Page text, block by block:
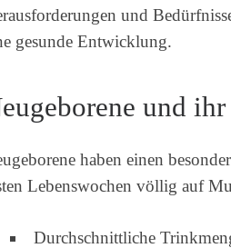
und
gesunde Entwicklung.
und
haben einen
Lebenswochen völlig auf
Durchschnittliche